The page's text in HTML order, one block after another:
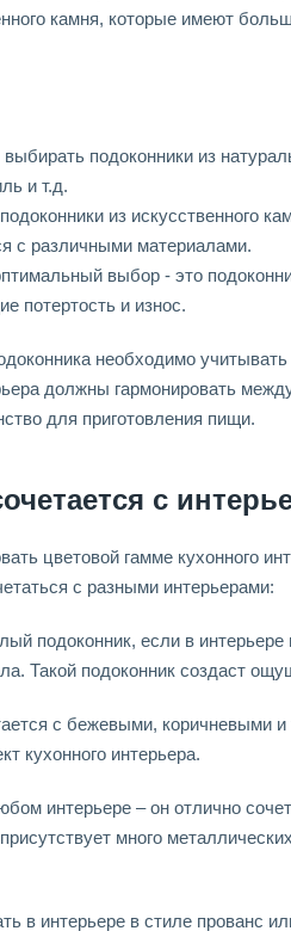
камня, которые имеют
подоконники из
и т.д.
из искусственного
с различными материалами.
выбор - это
потертость и износ.
необходимо
должны гармонировать
для приготовления пищи.
с
цветовой гамме кухонного
с разными интерьерами:
подоконник, если в интерьере
Такой подоконник создаст
с бежевыми, коричневыми
кухонного интерьера.
интерьере – он отлично
много
в интерьере в стиле прованс